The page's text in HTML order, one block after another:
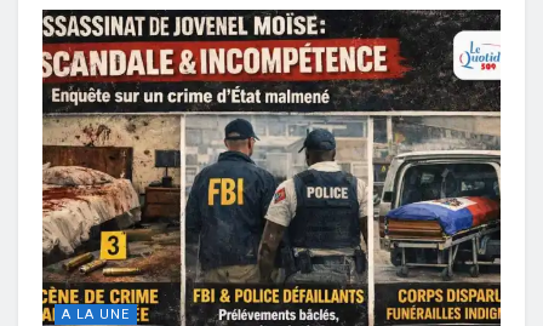
A LA UNE